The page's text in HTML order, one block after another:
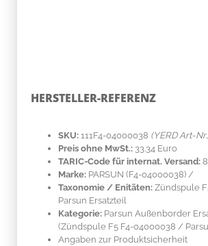
HERSTELLER-REFERENZ
SKU: 111F4-04000038 (YERD Art-
Preis ohne MwSt.: 33.34 Euro
TARIC-Code für internat. Versand:
Marke: PARSUN (F4-04000038) /
Taxonomie / Enitäten: Zündspule
Parsun Ersatzteil
Kategorie: Parsun Außenborder
(Zündspule F5 F4-04000038 /
Angaben zur Produktsicherheit